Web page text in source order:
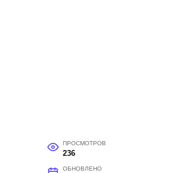
ПРОСМОТРОВ
236
ОБНОВЛЕНО